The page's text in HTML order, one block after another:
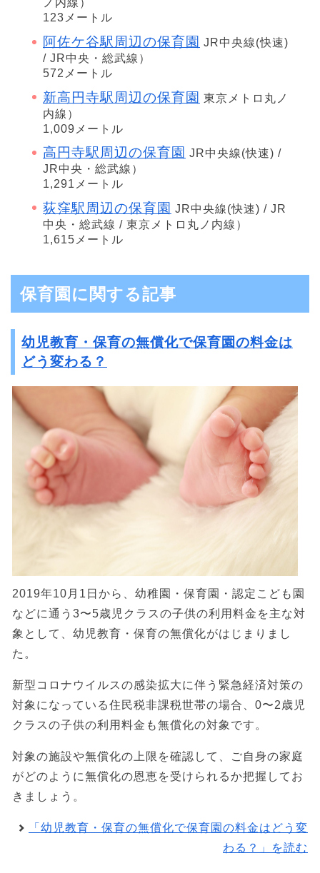
ノ内線）
123メートル
阿佐ケ谷駅周辺の保育園 JR中央線(快速)
/ JR中央・総武線）
572メートル
新高円寺駅周辺の保育園 東京メトロ丸ノ
内線）
1,009メートル
高円寺駅周辺の保育園 JR中央線(快速) /
JR中央・総武線）
1,291メートル
荻窪駅周辺の保育園 JR中央線(快速) / JR
中央・総武線 / 東京メトロ丸ノ内線）
1,615メートル
保育園に関する記事
幼児教育・保育の無償化で保育園の料金は
どう変わる？
2019年10月1日から、幼稚園・保育園・認定こども園
などに通う3〜5歳児クラスの子供の利用料金を主な対
象として、幼児教育・保育の無償化がはじまりまし
た。
新型コロナウイルスの感染拡大に伴う緊急経済対策の
対象になっている住民税非課税世帯の場合、0〜2歳児
クラスの子供の利用料金も無償化の対象です。
対象の施設や無償化の上限を確認して、ご自身の家庭
がどのように無償化の恩恵を受けられるか把握してお
きましょう。
「幼児教育・保育の無償化で保育園の料金はどう変
わる？」を読む